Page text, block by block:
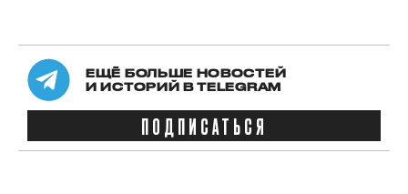
ЕЩЁ БОЛЬШЕ НОВОСТЕЙ
И ИСТОРИЙ В TELEGRAM
ПОДПИСАТЬСЯ